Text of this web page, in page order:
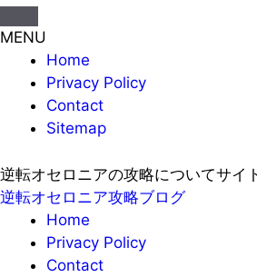
MENU
Home
Privacy Policy
Contact
Sitemap
逆転オセロニアの攻略についてサイ
逆転オセロニア攻略ブログ
Home
Privacy Policy
Contact